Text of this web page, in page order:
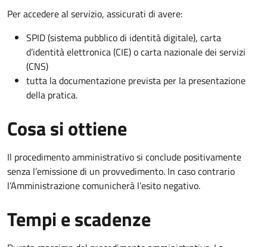
Per accedere al servizio, assicurati di avere:
SPID (sistema pubblico di identità digitale), carta
d’identità elettronica (CIE) o carta nazionale dei servizi
(CNS)
tutta la documentazione prevista per la presentazione
della pratica.
Cosa si ottiene
Il procedimento amministrativo si conclude positivamente
senza l’emissione di un provvedimento. In caso contrario
l’Amministrazione comunicherà l’esito negativo.
Tempi e scadenze